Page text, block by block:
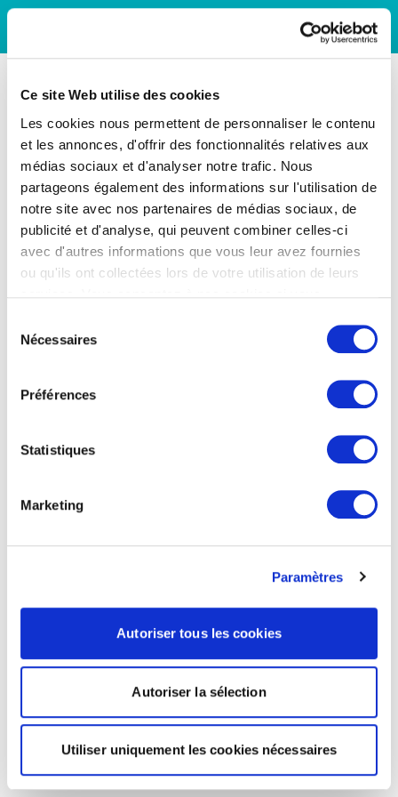
Ce site Web utilise des cookies
Les cookies nous permettent de personnaliser le contenu
et les annonces, d'offrir des fonctionnalités relatives aux
médias sociaux et d'analyser notre trafic. Nous
partageons également des informations sur l'utilisation de
notre site avec nos partenaires de médias sociaux, de
publicité et d'analyse, qui peuvent combiner celles-ci
avec d'autres informations que vous leur avez fournies
ou qu'ils ont collectées lors de votre utilisation de leurs
Nécessaires
Préférences
Statistiques
Marketing
Paramètres
Autoriser tous les cookies
Autoriser la sélection
Utiliser uniquement les cookies nécessaires